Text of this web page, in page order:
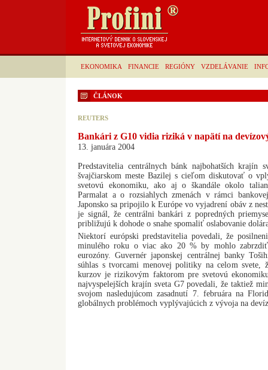
EKONOMIKA FINANCIE REGIÓNY VZDELÁVANIE
ČLÁNOK
REUTERS
Bankári z G10 vidia riziká v napätí na
13. januára 2004
Predstavitelia centrálnych bánk najbohatších krajín
švajčiarskom meste Bazilej s cieľom diskutovať o
svetovú ekonomiku, ako aj o škandále okolo
Parmalat a o rozsiahlych zmenách v rámci
Japonsko sa pripojilo k Európe vo vyjadrení obáv z
je signál, že centrálni bankári z popredných
približujú k dohode o snahe spomaliť oslabovanie
Niektorí európski predstavitelia povedali, že
minulého roku o viac ako 20 % by mohlo zabrzdiť
eurozóny. Guvernér japonskej centrálnej banky
súhlas s tvorcami menovej politiky na celom svete,
kurzov je rizikovým faktorom pre svetovú
najvyspelejších krajín sveta G7 povedali, že taktiež
svojom nasledujúcom zasadnutí 7. februára na
globálnych problémoch vyplývajúcich z vývoja na